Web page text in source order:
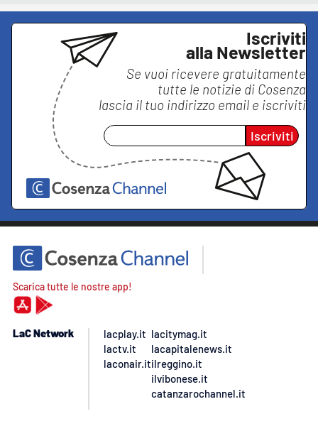
Iscriviti
alla Newsletter
Se vuoi ricevere gratuitamente
tutte le notizie di Cosenza
lascia il tuo indirizzo email e iscriviti
Iscriviti
Scarica tutte le nostre app!
LaC Network
lacplay.it
lactv.it
laconair.it
lacitymag.it
lacapitalenews.it
ilreggino.it
ilvibonese.it
catanzarochannel.it